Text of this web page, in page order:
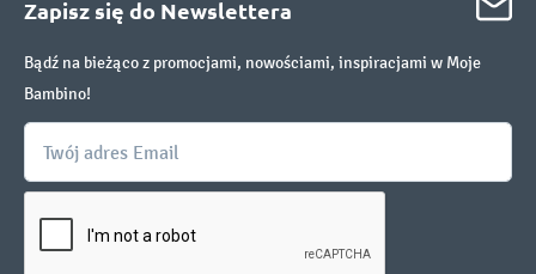
Zapisz się do Newslettera
Bądź na bieżąco z promocjami, nowościami, inspiracjami w Moje
Bambino!